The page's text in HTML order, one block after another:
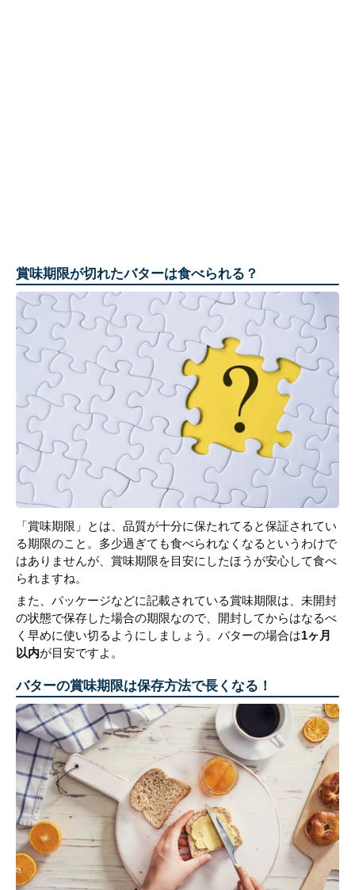
賞味期限が切れたバターは食べられる？
「賞味期限」とは、品質が十分に保たれてると保証されてい
る期限のこと。多少過ぎても食べられなくなるというわけで
はありませんが、賞味期限を目安にしたほうが安心して食べ
られますね。
また、パッケージなどに記載されている賞味期限は、未開封
の状態で保存した場合の期限なので、開封してからはなるべ
く早めに使い切るようにしましょう。バターの場合は1ヶ月
以内が目安ですよ。
バターの賞味期限は保存方法で長くなる！